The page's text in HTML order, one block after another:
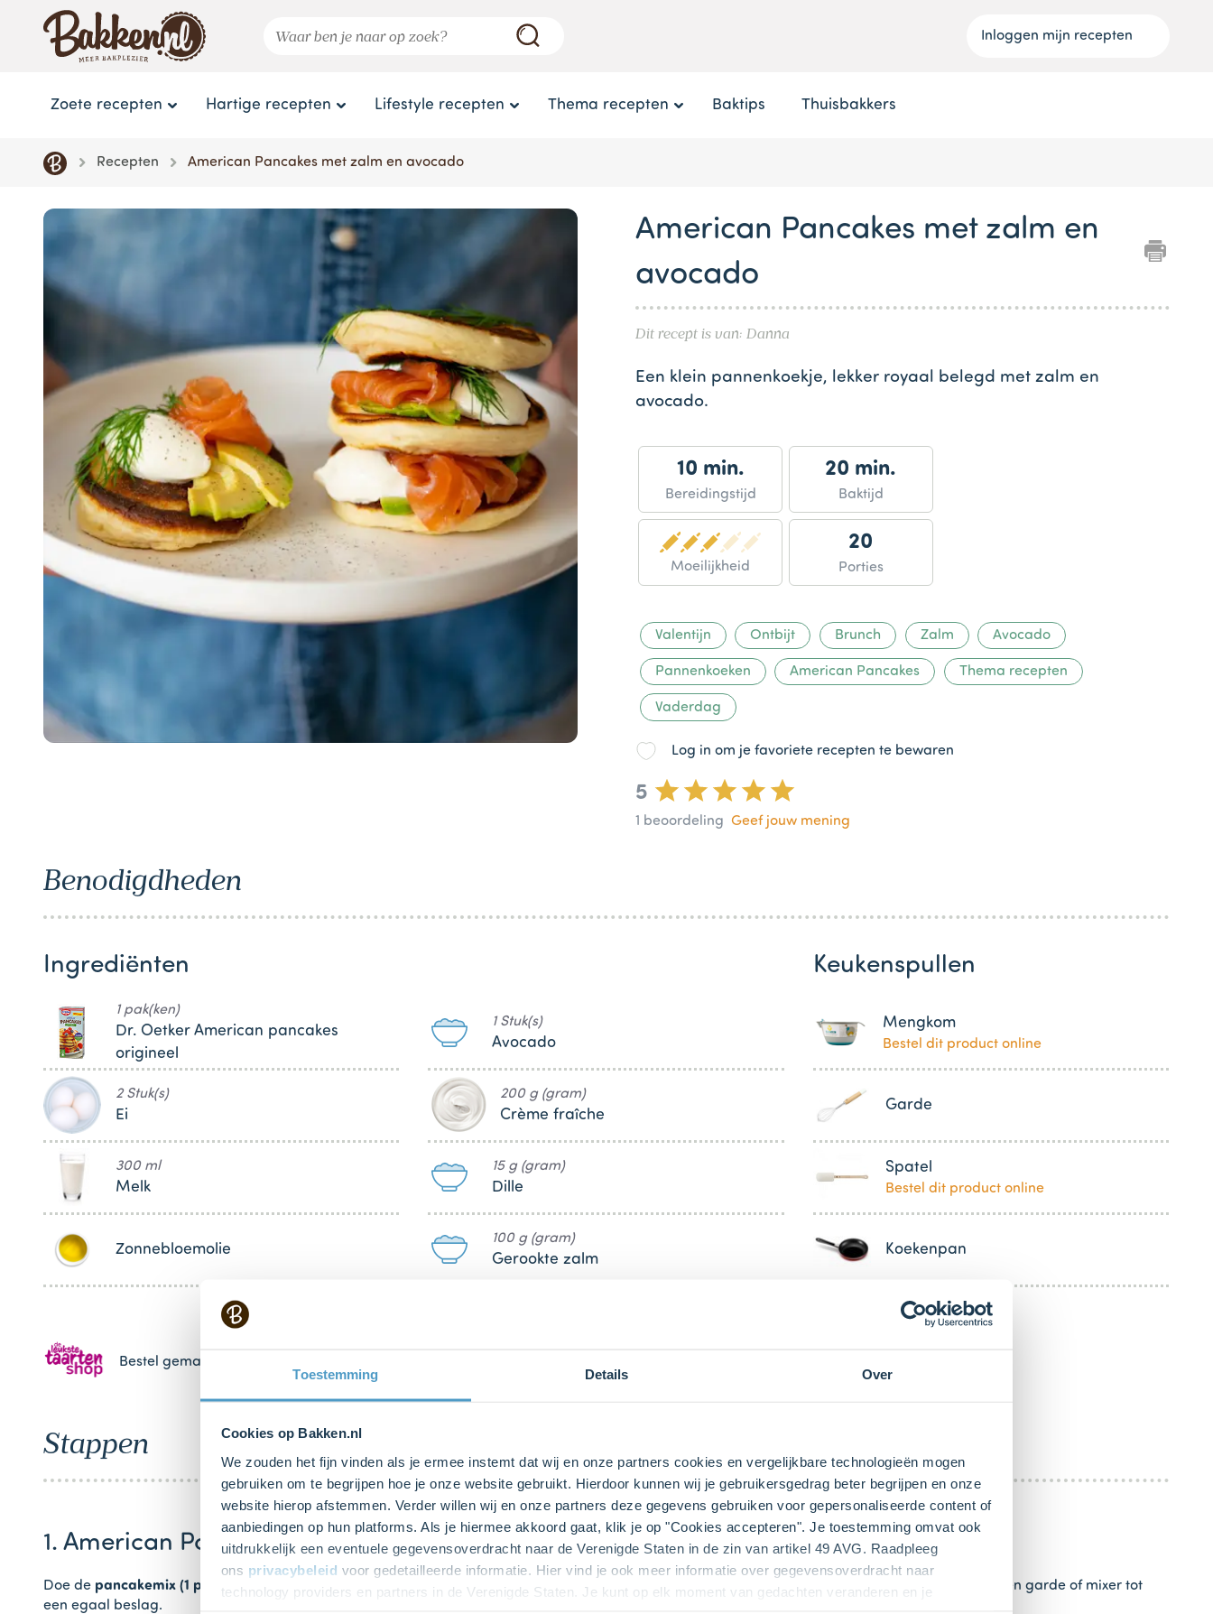
Toestemming Details Over
Cookies op Bakken.nl
We zouden het fijn vinden als je ermee instemt dat wij en onze partners cookies en vergelijkbare technologieën mogen
gebruiken om te begrijpen hoe je onze website gebruikt. Hierdoor kunnen wij je gebruikersgedrag beter begrijpen en onze
website hierop afstemmen. Verder willen wij en onze partners deze gegevens gebruiken voor gepersonaliseerde content of
aanbiedingen op hun platforms. Als je hiermee akkoord gaat, klik je op "Cookies accepteren". Je toestemming omvat ook
uitdrukkelijk een eventuele gegevensoverdracht naar de Verenigde Staten in de zin van artikel 49 AVG. Raadpleeg
ons privacybeleid voor gedetailleerde informatie. Hier vind je ook meer informatie over gegevensoverdracht naar
technology providers en partners in de Verenigde Staten. Je kunt op elk moment van gedachten veranderen en je
Inloggen mijn recepten
Zoete recepten Hartige recepten Lifestyle recepten Thema recepten Baktips Thuisbakkers
Recepten American Pancakes met zalm en avocado
American Pancakes met zalm en
avocado
Dit recept is van: Danna
Een klein pannenkoekje, lekker royaal belegd met zalm en
avocado.
10 min.
Bereidingstijd
20 min.
Baktijd
Moeilijkheid
20
Porties
Valentijn Ontbijt Brunch Zalm Avocado
Pannenkoeken American Pancakes Thema recepten
Vaderdag
Log in om je favoriete recepten te bewaren
5
1 beoordeling Geef jouw mening
Benodigdheden
Ingrediënten
1 pak(ken)
Dr. Oetker American pancakes
origineel
2 Stuk(s)
Ei
300 ml
Melk
Zonnebloemolie
1 Stuk(s)
Avocado
200 g (gram)
Crème fraîche
15 g (gram)
Dille
100 g (gram)
Gerookte zalm
Keukenspullen
Mengkom
Bestel dit product online
Garde
Spatel
Bestel dit product online
Koekenpan
Bestel gemakkelijk en snel je bakproducten bij ons zusje
Stappen
1. American Pancakebeslag maken
Doe de pancakemix (1 pak Dr. Oetker American Pancakes Origineel) in een mengkom en voeg de melk (300 ml) toe en eieren (2 stuks)
. Roer met een garde of mixer tot
een egaal beslag.